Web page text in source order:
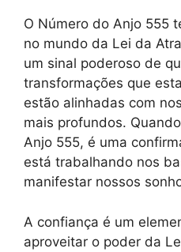
O Número do Anjo 555
no mundo da Lei da
um sinal poderoso de
transformações que
estão alinhadas com
mais profundos.
Anjo 555, é uma
está trabalhando nos
manifestar nossos
A confiança é um
aproveitar o poder da